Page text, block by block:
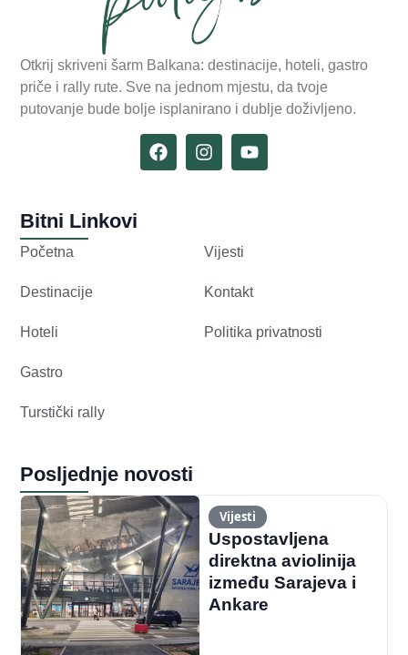
Otkrij skriveni šarm Balkana: destinacije, hoteli, gastro
priče i rally rute. Sve na jednom mjestu, da tvoje
putovanje bude bolje isplanirano i dublje doživljeno.
Bitni Linkovi
Početna
Destinacije
Hoteli
Gastro
Turstički rally
Vijesti
Kontakt
Politika privatnosti
Posljednje novosti
Vijesti
Uspostavljena
direktna aviolinija
između Sarajeva i
Ankare